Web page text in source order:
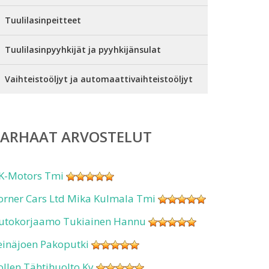
Tuulilasinpeitteet
Tuulilasinpyyhkijät ja pyyhkijänsulat
Vaihteistoöljyt ja automaattivaihteistoöljyt
ARVOSTELUT
Motors Tmi
Cars Ltd Mika Kulmala Tmi
Tukiainen Hannu
Pakoputki